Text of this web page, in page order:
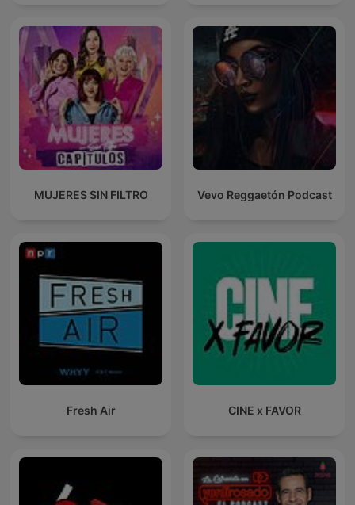
MUJERES SIN FILTRO Vevo Reggaetón Podcast
Fresh Air CINE x FAVOR